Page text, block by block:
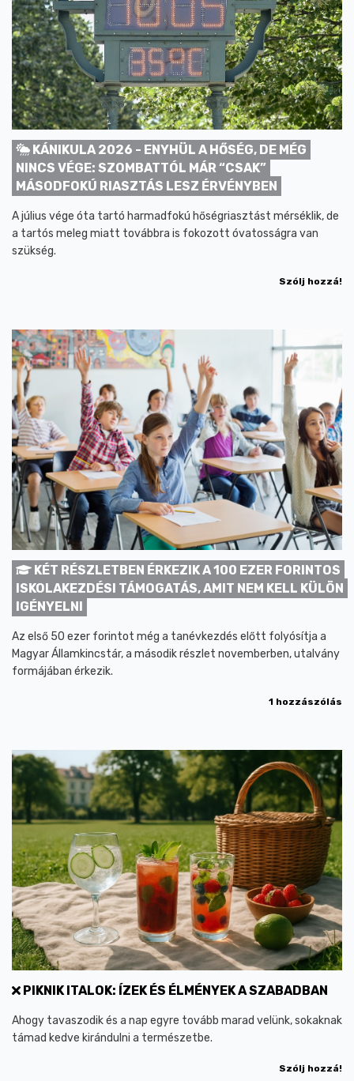
KÁNIKULA 2026 - ENYHÜL A HŐSÉG, DE MÉG
NINCS VÉGE: SZOMBATTÓL MÁR “CSAK”
MÁSODFOKÚ RIASZTÁS LESZ ÉRVÉNYBEN
A július vége óta tartó harmadfokú hőségriasztást mérséklik, de
a tartós meleg miatt továbbra is fokozott óvatosságra van
szükség.
Szólj hozzá!
KÉT RÉSZLETBEN ÉRKEZIK A 100 EZER FORINTOS
ISKOLAKEZDÉSI TÁMOGATÁS, AMIT NEM KELL KÜLÖN
IGÉNYELNI
Az első 50 ezer forintot még a tanévkezdés előtt folyósítja a
Magyar Államkincstár, a második részlet novemberben, utalvány
formájában érkezik.
1 hozzászólás
PIKNIK ITALOK: ÍZEK ÉS ÉLMÉNYEK A SZABADBAN
Ahogy tavaszodik és a nap egyre tovább marad velünk, sokaknak
támad kedve kirándulni a természetbe.
Szólj hozzá!